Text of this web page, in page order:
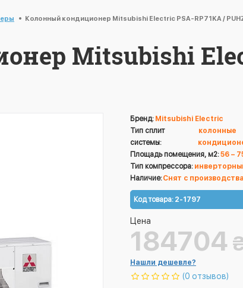
Колонный кондиционер Mitsubishi Electric PSA-RP71KA /
Mitsubishi
Бренд: Mitsubishi Electric
Тип сплит
системы:
колонные
Площадь помещения, м2:56 –
Тип компрессора:
Наличие:Снят с производства
Код товара: 2-1797
Цена
184704
Нашли дешевле?
(0 отзывов)